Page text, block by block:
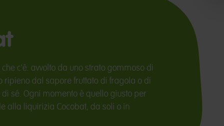
c'è: avvolto da uno strato gommoso di
ripieno dal sapore fruttato di fragola o di
sé. Ogni momento è quello giusto per
alla liquirizia Cocobat, da soli o in